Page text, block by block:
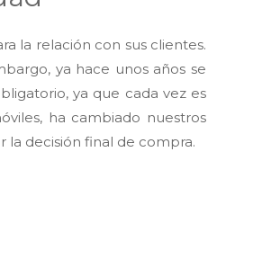
la relación con sus clientes.
ya hace unos años se
ya que cada vez es
ha cambiado nuestros
la decisión final de compra.